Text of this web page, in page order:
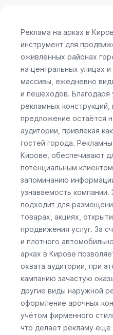
Реклама на арках в
инструмент для
оживлённых районах
на центральных улицах
массивы, ежедневно
и пешеходов.
рекламных
предложение остаётся
аудитории, привлекая
гостей города.
Кирове, обеспечивают
потенциальным
запоминанию
узнаваемость компании.
подходит для
товарах, акциях,
продвижения услуг. За
и плотного
арках в Кирове
охвата аудитории, при
кампанию зачастую
другие виды наружной
оформление арочных
учётом фирменного
что делает рекламу ещё